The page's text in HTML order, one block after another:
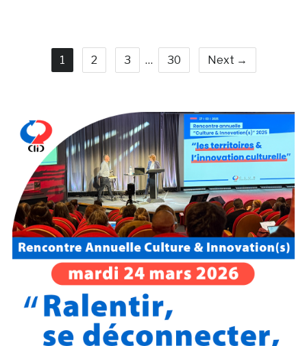
1 2 3 … 30 Next →